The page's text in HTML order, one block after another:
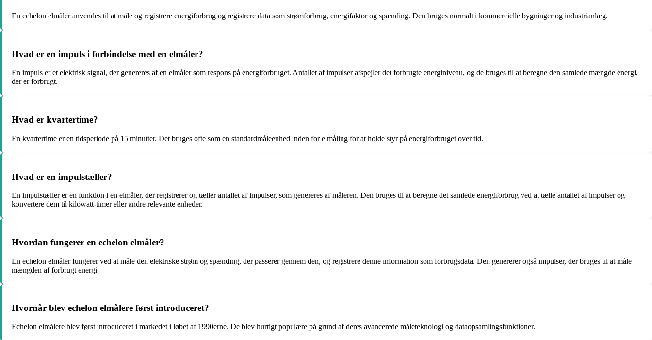
En echelon elmåler anvendes til at måle og registrere energiforbrug og registrere data som strømforbrug, energifaktor og spænding. Den bruges normalt i kommercielle bygninger og industrianlæg.
Hvad er en impuls i forbindelse med en elmåler?
En impuls er et elektrisk signal, der genereres af en elmåler som respons på energiforbruget. Antallet af impulser afspejler det forbrugte energiniveau, og de bruges til at beregne den samlede mængde energi,
der er forbrugt.
Hvad er kvartertime?
En kvartertime er en tidsperiode på 15 minutter. Det bruges ofte som en standardmåleenhed inden for elmåling for at holde styr på energiforbruget over tid.
Hvad er en impulstæller?
En impulstæller er en funktion i en elmåler, der registrerer og tæller antallet af impulser, som genereres af måleren. Den bruges til at beregne det samlede energiforbrug ved at tælle antallet af impulser og
konvertere dem til kilowatt-timer eller andre relevante enheder.
Hvordan fungerer en echelon elmåler?
En echelon elmåler fungerer ved at måle den elektriske strøm og spænding, der passerer gennem den, og registrere denne information som forbrugsdata. Den genererer også impulser, der bruges til at måle
mængden af forbrugt energi.
Hvornår blev echelon elmålere først introduceret?
Echelon elmålere blev først introduceret i markedet i løbet af 1990erne. De blev hurtigt populære på grund af deres avancerede måleteknologi og dataopsamlingsfunktioner.